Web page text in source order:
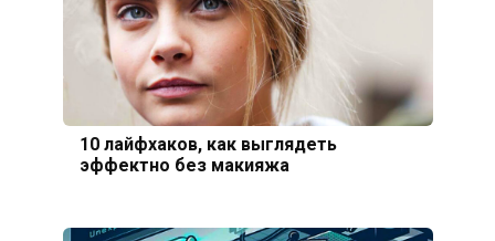
10 лайфхаков, как выглядеть
эффектно без макияжа